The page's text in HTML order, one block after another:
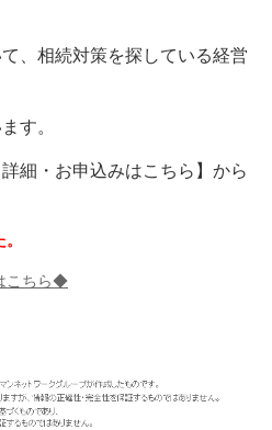
、相続対策を探している経営
す。
細・お申込みはこちら】から
こちら◆